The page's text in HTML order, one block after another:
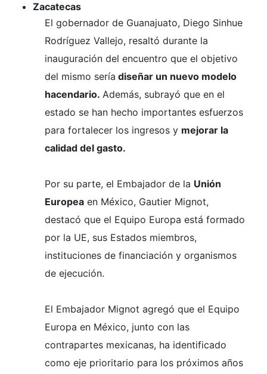
Zacatecas
El gobernador de Guanajuato, Diego Sinhue
Rodríguez Vallejo, resaltó durante la
inauguración del encuentro que el objetivo
del mismo sería diseñar un nuevo modelo
hacendario. Además, subrayó que en el
estado se han hecho importantes esfuerzos
para fortalecer los ingresos y mejorar la
calidad del gasto.
Por su parte, el Embajador de la Unión
Europea en México, Gautier Mignot,
destacó que el Equipo Europa está formado
por la UE, sus Estados miembros,
instituciones de financiación y organismos
de ejecución.
El Embajador Mignot agregó que el Equipo
Europa en México, junto con las
contrapartes mexicanas, ha identificado
como eje prioritario para los próximos años